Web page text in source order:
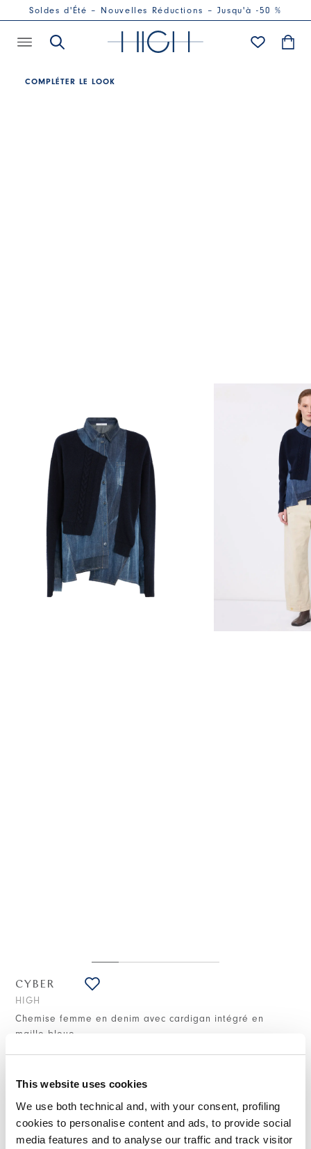
This website uses cookies
We use both technical and, with your consent, profiling
cookies to personalise content and ads, to provide social
media features and to analyse our traffic and track visitor
Soldes d'Été – Nouvelles Réductions – Jusqu'à -50 %
COMPLÉTER LE LOOK
CYBER
HIGH
Chemise femme en denim avec cardigan intégré en
maille bleue
NOTES DE STYLE